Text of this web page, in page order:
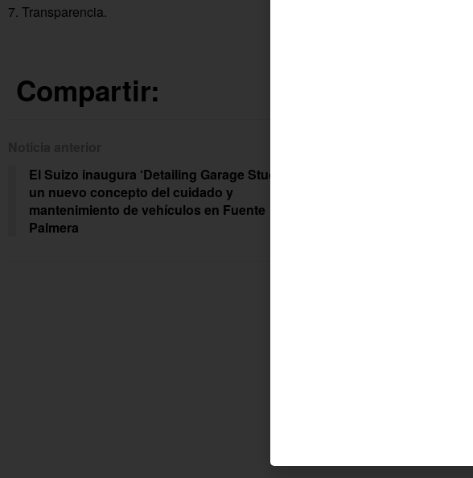
7. Transparencia.
Compartir:
El Suizo inaugura ‘Detailing Garage Studio’,
un nuevo concepto del cuidado y
mantenimiento de vehículos en Fuente
Palmera